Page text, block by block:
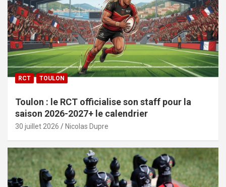
RCT TOULON
Toulon : le RCT officialise son staff pour la
saison 2026-2027+ le calendrier
30 juillet 2026 Nicolas Dupre